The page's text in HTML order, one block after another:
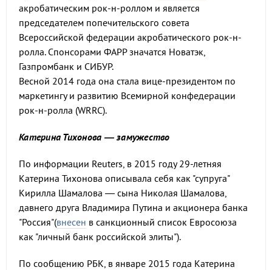
акробатическим рок-н-роллом и является
председателем попечительского совета
Всероссийской федерации акробатического рок-н-
ролла. Спонсорами ФАРР значатся Новатэк,
Газпромбанк и СИБУР.
Весной 2014 года она стала вице-президентом по
маркетингу и развитию Всемирной конфедерации
рок-н-ролла (WRRC).
Катерина Тихонова — замужество
По информации Reuters, в 2015 году 29-летняя
Катерина Тихонова описывала себя как "супруга"
Кирилла Шамалова — сына Николая Шамалова,
давнего друга Владимира Путина и акционера банка
"Россия"(внесен в санкционный список Евросоюза
как "личный банк российской элиты").
По сообщению РБК, в январе 2015 года Катерина